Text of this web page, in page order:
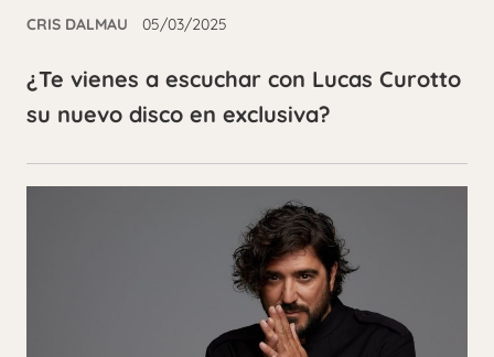
CRIS DALMAU 05/03/2025
¿Te vienes a escuchar con Lucas Curotto
su nuevo disco en exclusiva?